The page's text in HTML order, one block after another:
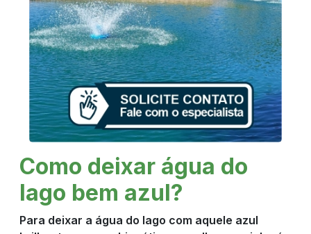
Como deixar água do
lago bem azul?
Para deixar a água do lago com aquele azul